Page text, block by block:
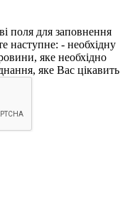
поля для заповнення
наступне: - необхідну
яке необхідно
яке Вас цікавить